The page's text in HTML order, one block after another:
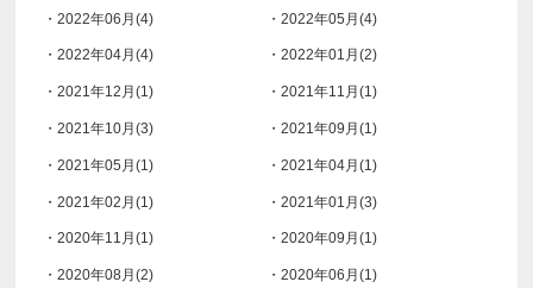
・2022年06月(4) ・2022年05月(4)
・2022年04月(4) ・2022年01月(2)
・2021年12月(1) ・2021年11月(1)
・2021年10月(3) ・2021年09月(1)
・2021年05月(1) ・2021年04月(1)
・2021年02月(1) ・2021年01月(3)
・2020年11月(1) ・2020年09月(1)
・2020年08月(2) ・2020年06月(1)